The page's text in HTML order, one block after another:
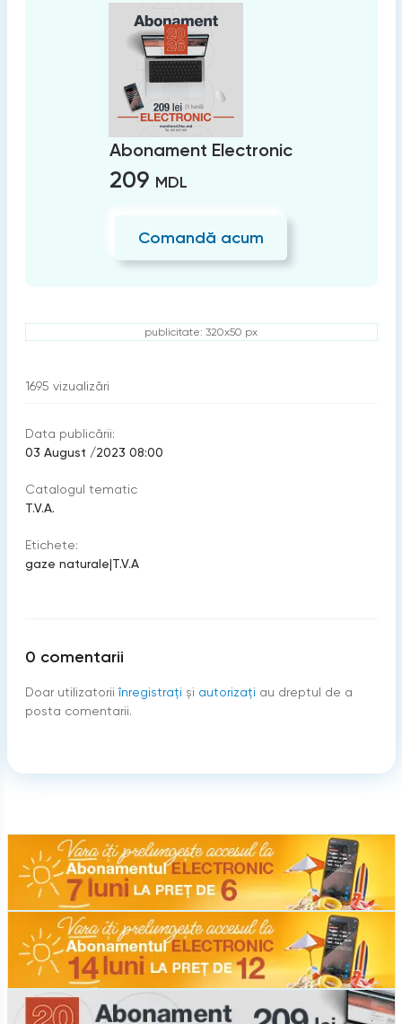
Abonament Electronic
209 MDL
Comandă acum
publicitate: 320x50 px
1695 vizualizări
Data publicării:
03 August /2023 08:00
Catalogul tematic
T.V.A.
Etichete:
gaze naturale|T.V.A
0 comentarii
Doar utilizatorii înregistraţi şi autorizați au dreptul de a
posta comentarii.